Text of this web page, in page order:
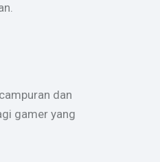
dan
gamer yang